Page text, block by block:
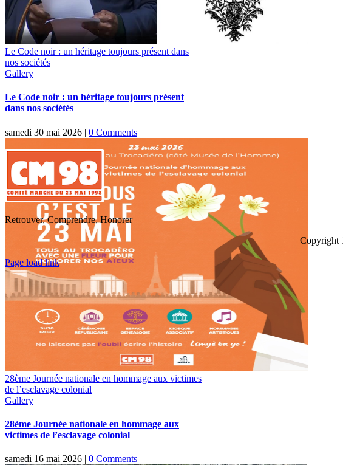
Le Code noir : un héritage toujours présent dans
nos sociétés
Gallery
Le Code noir : un héritage toujours présent
dans nos sociétés
samedi 30 mai 2026 | 0 Comments
28ème Journée nationale en hommage aux victimes
de l’esclavage colonial
Gallery
28ème Journée nationale en hommage aux
victimes de l’esclavage colonial
samedi 16 mai 2026 | 0 Comments
Retrouver, Comprendre, Honorer
Copyright
Toggle
Sliding
Area
Page load link
Go
Top